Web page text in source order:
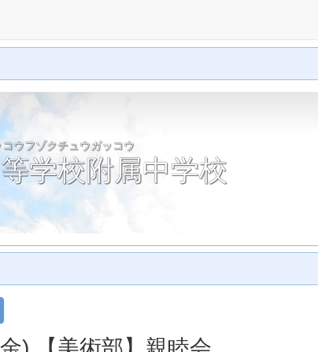
ウフゾクチュウガッコウ
学校附属中学校